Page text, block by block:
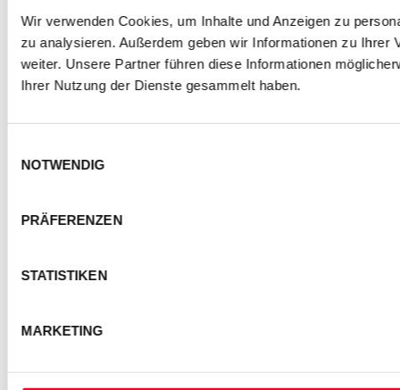
Wir verwenden Cookies, um Inhalte und Anzeigen zu
zu analysieren. Außerdem geben wir Informationen zu
weiter. Unsere Partner führen diese Informationen
Ihrer Nutzung der Dienste gesammelt haben.
NOTWENDIG
PRÄFERENZEN
STATISTIKEN
MARKETING